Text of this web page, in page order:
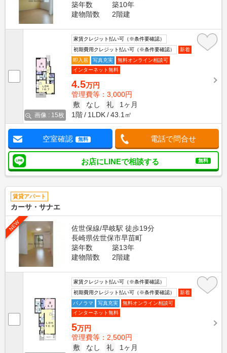
築年数
築10年
建物階数
2階建
画像 : 15枚
家賃クレジット払い可（※条件要確認）
初期費用クレジット払い可（※条件要確認）
新着
即入居
写真充実
無料オンライン相談可
インターネット無料
4.5万円
管理費等：3,000円
敷
なし 礼
1ヶ月
1階
1LDK 43.1㎡
空室確認 無料 電話で問合せ
お店にLINEで相談する 無料
賃貸アパート
カーサ・サナエ
NEW
佐世保線/早岐駅 徒歩19分
長崎県佐世保市早苗町
築年数
築13年
建物階数
2階建
家賃クレジット払い可（※条件要確認）
初期費用クレジット払い可（※条件要確認）
新着
パノラマ
写真充実
無料オンライン相談可
インターネット無料
5万円
管理費等：2,500円
敷
なし 礼
1ヶ月